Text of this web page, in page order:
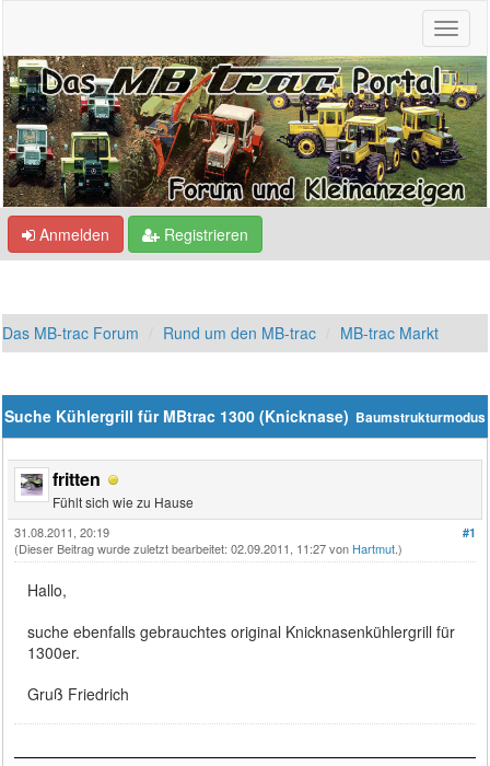
Anmelden Registrieren
Das MB-trac Forum Rund um den MB-trac MB-trac Markt
Baumstrukturmodus
Suche Kühlergrill für MBtrac 1300 (Knicknase)
fritten
Fühlt sich wie zu Hause
#1
31.08.2011, 20:19
(Dieser Beitrag wurde zuletzt bearbeitet: 02.09.2011, 11:27 von Hartmut.)
Hallo,
suche ebenfalls gebrauchtes original Knicknasenkühlergrill für
1300er.
Gruß Friedrich